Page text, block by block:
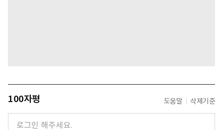
100자평 도움말 삭제기준